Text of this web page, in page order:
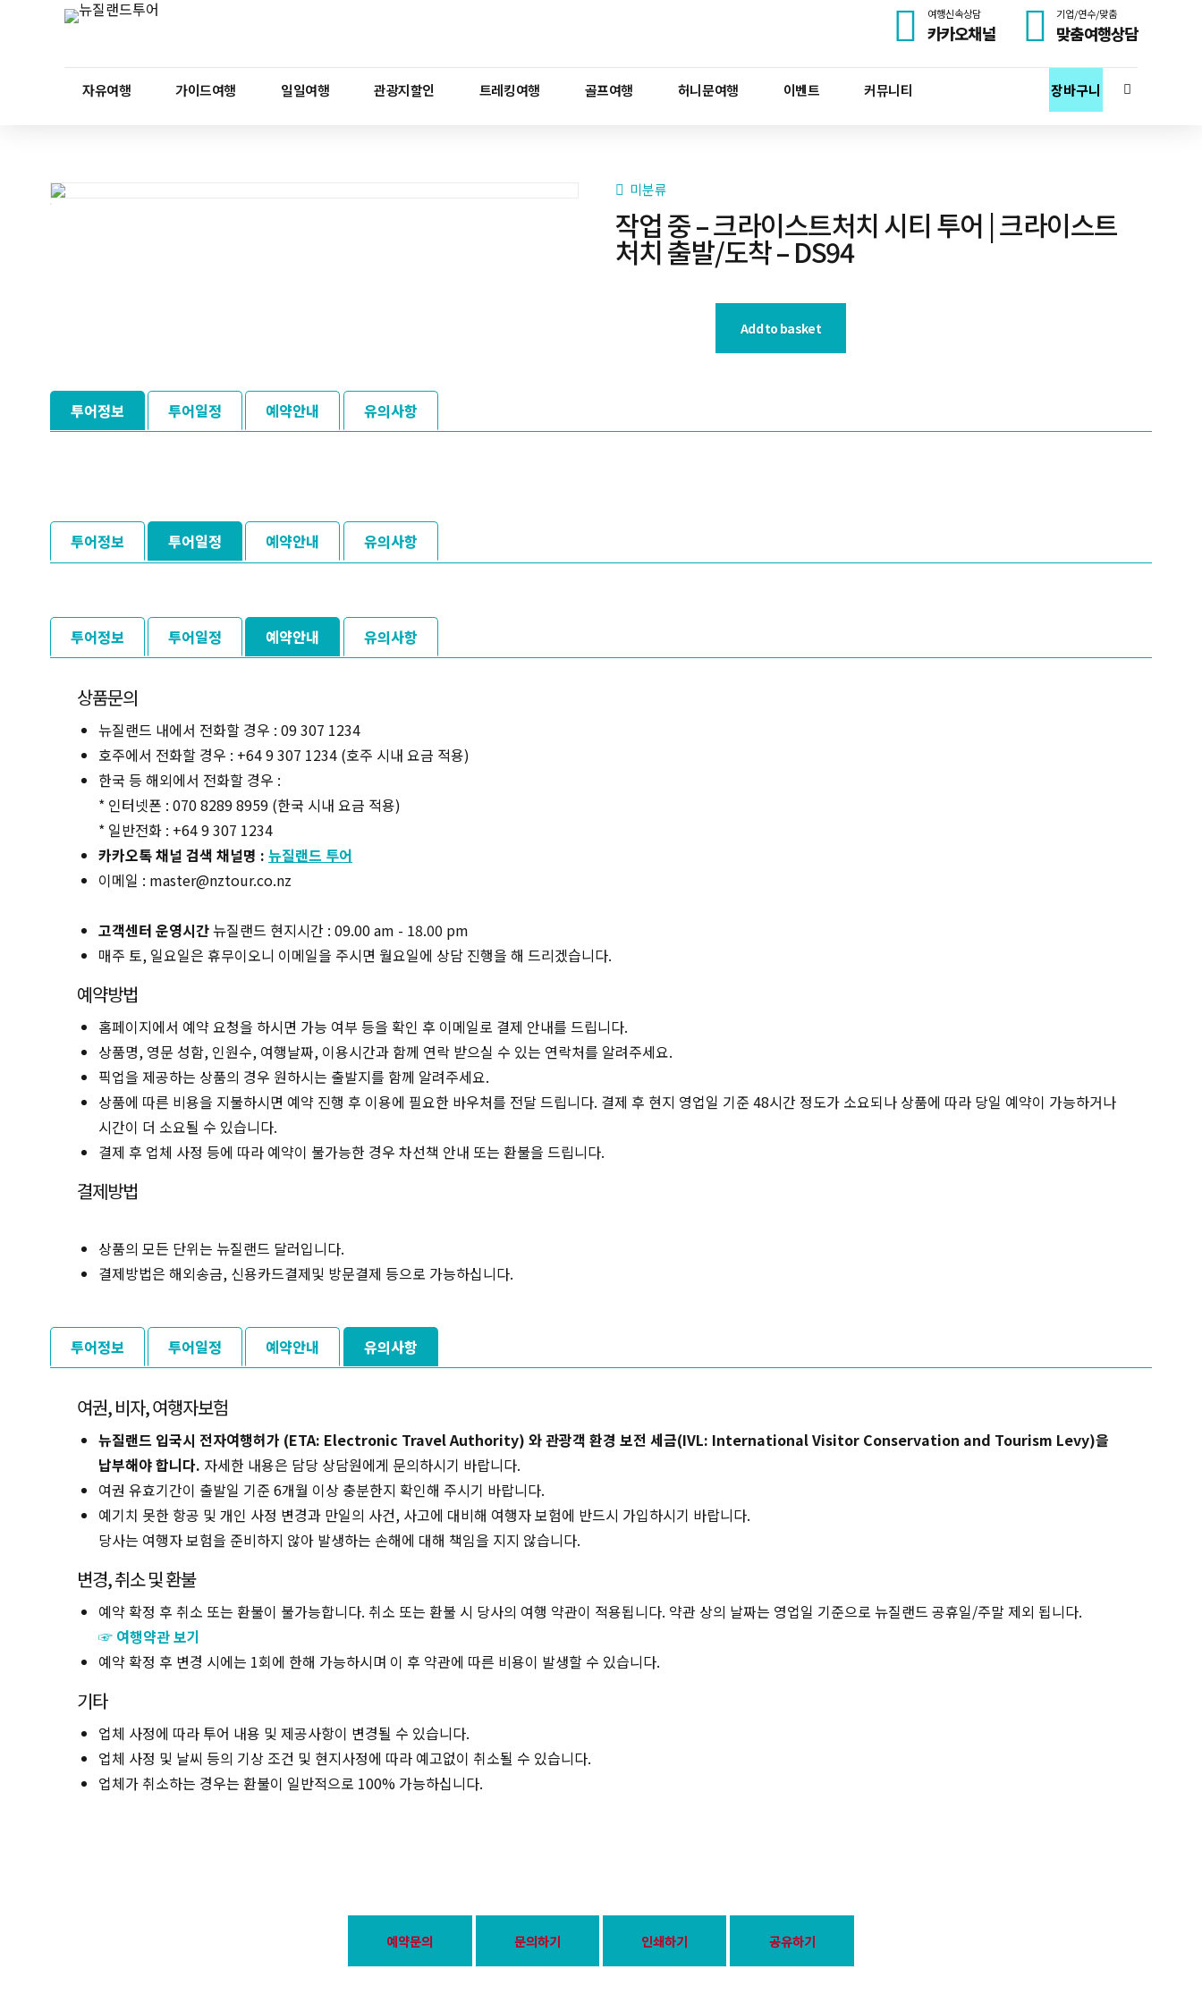
기업/연수/맞춤
맞춤여행상담
여행신속상담
카카오채널
장바구니
자유여행 가이드여행 일일여행 관광지할인 트레킹여행 골프여행 허니문여행 이벤트 커뮤니티
미분류
작업 중 – 크라이스트처치 시티 투어 | 크라이스트
처치 출발/도착 – DS94
Add to basket
투어정보 투어일정 예약안내 유의사항
투어정보 투어일정 예약안내 유의사항
투어정보 투어일정 예약안내 유의사항
상품문의
뉴질랜드 내에서 전화할 경우 : 09 307 1234
호주에서 전화할 경우 : +64 9 307 1234 (호주 시내 요금 적용)
한국 등 해외에서 전화할 경우 :
* 인터넷폰 : 070 8289 8959 (한국 시내 요금 적용)
* 일반전화 : +64 9 307 1234
카카오톡 채널 검색 채널명 : 뉴질랜드 투어
이메일 : master@nztour.co.nz
고객센터 운영시간뉴질랜드 현지시간 : 09.00 am - 18.00 pm
매주 토, 일요일은 휴무이오니 이메일을 주시면 월요일에 상담 진행을 해 드리겠습니다.
예약방법
홈페이지에서 예약 요청을 하시면 가능 여부 등을 확인 후 이메일로 결제 안내를 드립니다.
상품명, 영문 성함, 인원수, 여행날짜, 이용시간과 함께 연락 받으실 수 있는 연락처를 알려주세요.
픽업을 제공하는 상품의 경우 원하시는 출발지를 함께 알려주세요.
상품에 따른 비용을 지불하시면 예약 진행 후 이용에 필요한 바우처를 전달 드립니다. 결제 후 현지 영업일 기준 48시간 정도가 소요되나 상품에 따라 당일 예약이 가능하거나
시간이 더 소요될 수 있습니다.
결제 후 업체 사정 등에 따라 예약이 불가능한 경우 차선책 안내 또는 환불을 드립니다.
결제방법
상품의 모든 단위는 뉴질랜드 달러입니다.
결제방법은 해외송금, 신용카드결제및 방문결제 등으로 가능하십니다.
투어정보 투어일정 예약안내 유의사항
여권, 비자, 여행자보험
뉴질랜드 입국시 전자여행허가 (ETA: Electronic Travel Authority) 와 관광객 환경 보전 세금(IVL: International Visitor Conservation and Tourism Levy)을
납부해야 합니다. 자세한 내용은 담당 상담원에게 문의하시기 바랍니다.
여권 유효기간이 출발일 기준 6개월 이상 충분한지 확인해 주시기 바랍니다.
예기치 못한 항공 및 개인 사정 변경과 만일의 사건, 사고에 대비해 여행자 보험에 반드시 가입하시기 바랍니다.
당사는 여행자 보험을 준비하지 않아 발생하는 손해에 대해 책임을 지지 않습니다.
변경, 취소 및 환불
예약 확정 후 취소 또는 환불이 불가능합니다. 취소 또는 환불 시 당사의 여행 약관이 적용됩니다. 약관 상의 날짜는 영업일 기준으로 뉴질랜드 공휴일/주말 제외 됩니다.
☞ 여행약관 보기
예약 확정 후 변경 시에는 1회에 한해 가능하시며 이 후 약관에 따른 비용이 발생할 수 있습니다.
기타
업체 사정에 따라 투어 내용 및 제공사항이 변경될 수 있습니다.
업체 사정 및 날씨 등의 기상 조건 및 현지사정에 따라 예고없이 취소될 수 있습니다.
업체가 취소하는 경우는 환불이 일반적으로 100% 가능하십니다.
예약문의 문의하기 인쇄하기 공유하기